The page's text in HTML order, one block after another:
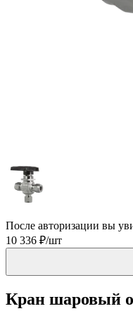
После авторизации вы
10 336 ₽/шт
Кран шаровый